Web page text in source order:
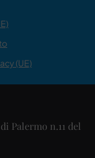
(UE)
Palermo n.11 del